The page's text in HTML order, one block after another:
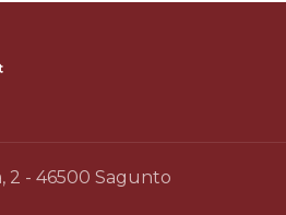
2 - 46500 Sagunto